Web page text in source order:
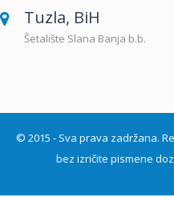
Tuzla, BiH
Šetalište Slana Banja b.b.
© 2015 - Sva prava zadržana.
bez izričite pismene